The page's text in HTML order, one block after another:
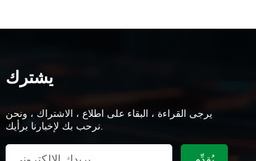
يشترك
يرجى القراءة ، البقاء على اطلاع ، الاشتراك ، ونحن
نرحب بك لإخبارنا برأيك.